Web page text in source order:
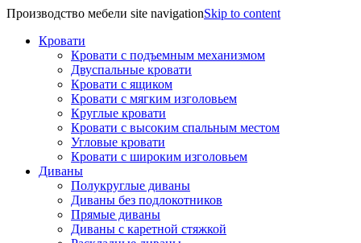
Производство мебели site navigationSkip to content
Кровати
Кровати с подъемным механизмом
Двуспальные кровати
Кровати с ящиком
Кровати с мягким изголовьем
Круглые кровати
Кровати с высоким спальным местом
Угловые кровати
Кровати с широким изголовьем
Диваны
Полукруглые диваны
Диваны без подлокотников
Прямые диваны
Диваны с каретной стяжкой